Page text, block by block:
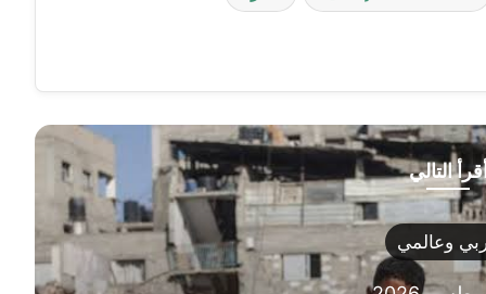
التالي
وعالمي